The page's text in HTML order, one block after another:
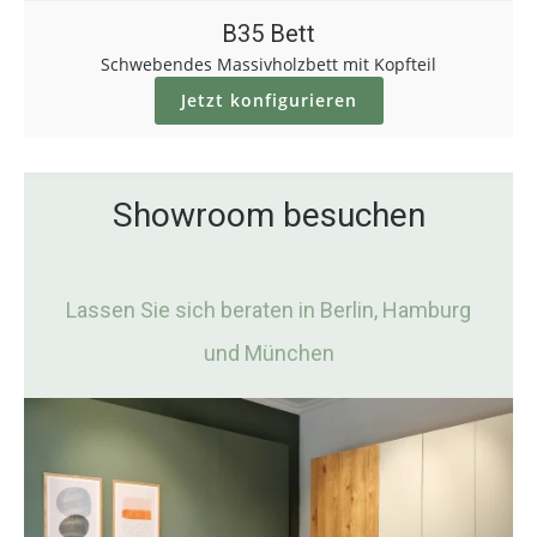
B35 Bett
Schwebendes Massivholzbett mit Kopfteil
Jetzt konfigurieren
Showroom besuchen
Lassen Sie sich beraten in Berlin, Hamburg
und München